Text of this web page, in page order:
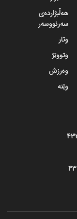
هەڵبژاردەی
سەرنووسەر
وتار
وتووێژ
وەرزش
وێنە